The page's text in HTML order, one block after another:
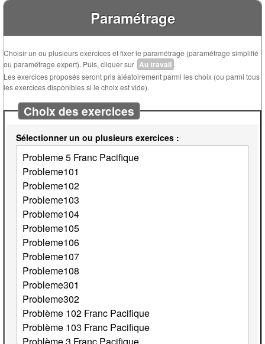
Paramétrage
Choisir un ou plusieurs exercices et fixer le paramétrage (paramétrage simplifié
ou paramétrage expert). Puis, cliquer sur Au travail .
Les exercices proposés seront pris aléatoirement parmi les choix (ou parmi tous
les exercices disponibles si le choix est vide).
Choix des exercices
Sélectionner un ou plusieurs exercices :